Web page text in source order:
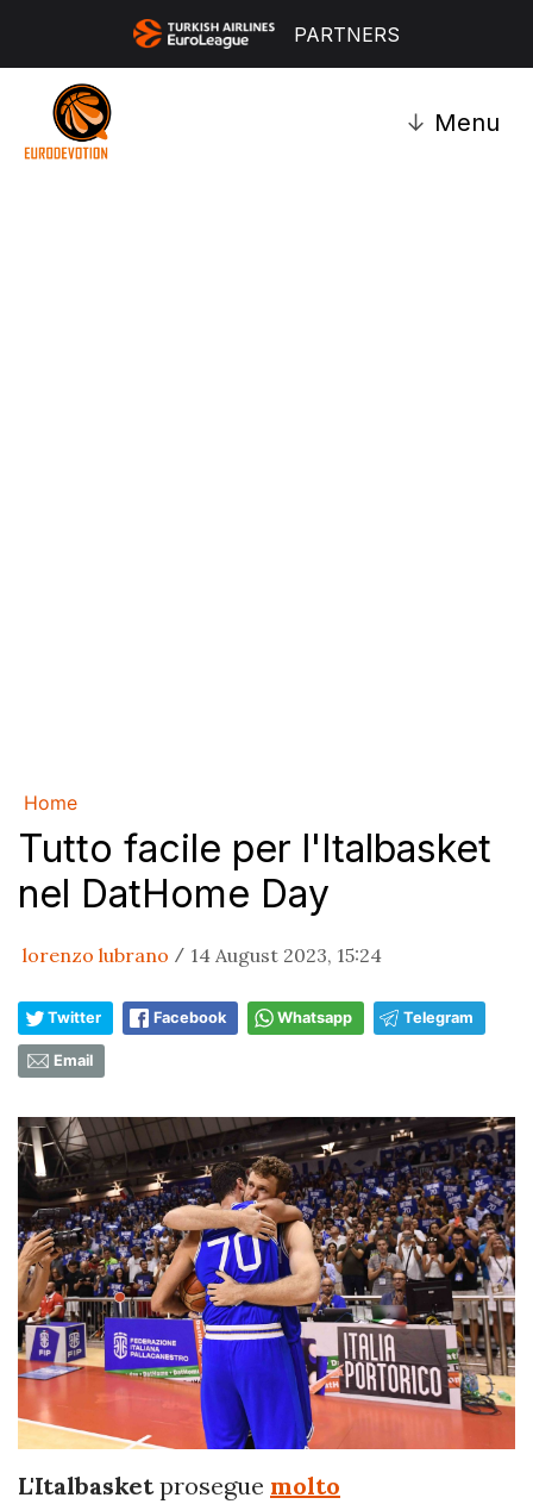
PARTNERS
↓ Menu
Home
Tutto facile per l'Italbasket
nel DatHome Day
lorenzo lubrano / 14 August 2023, 15:24
Twitter Facebook Whatsapp Telegram
Email
L'Italbasketprosegue molto